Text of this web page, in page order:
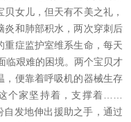
女儿，但天有不美之礼，
炎和肺部积水，两次穿刺后
重症监护室维系生命，每天
临艰难的困境。两个宝贝才
，便靠着呼吸机的器械生存
个家坚持着，支撑着……
发地伸出援助之手，通过